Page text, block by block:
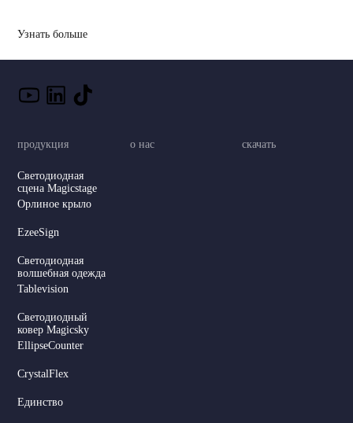
Узнать больше
продукция
Светодиодная
сцена Magicstage
Орлиное крыло
EzeeSign
Светодиодная
волшебная одежда
Tablevision
Светодиодный
ковер Magicsky
EllipseCounter
CrystalFlex
Единство
о нас скачать